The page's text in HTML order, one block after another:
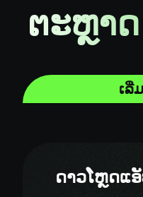
ເ
ດາວໂຫຼດແ